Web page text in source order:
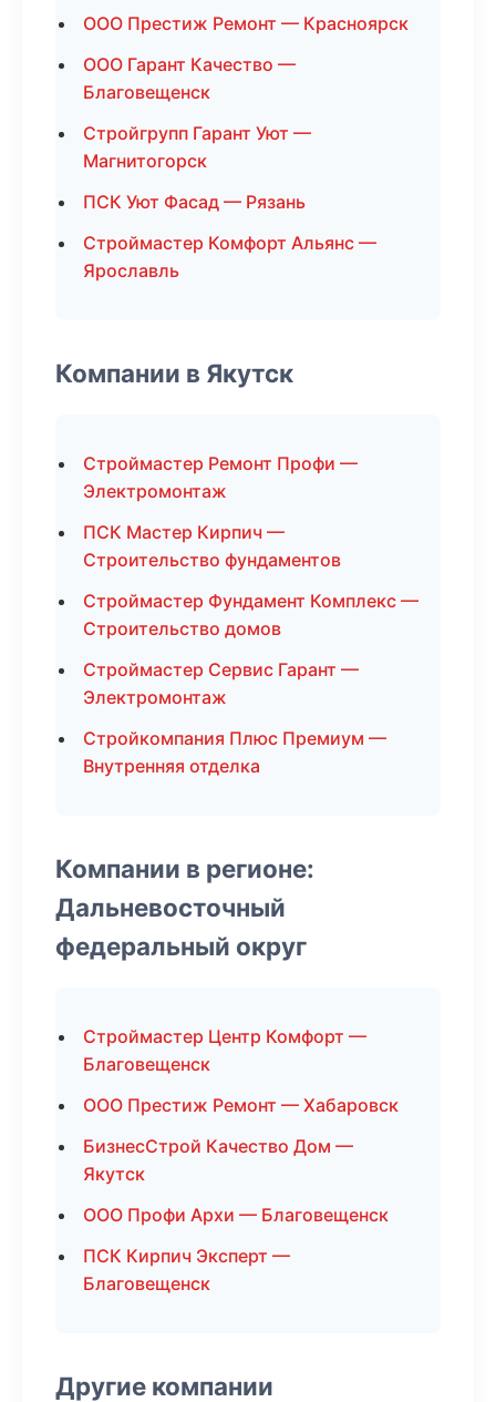
ООО Престиж Ремонт — Красноярск
ООО Гарант Качество —
Благовещенск
Стройгрупп Гарант Уют —
Магнитогорск
ПСК Уют Фасад — Рязань
Строймастер Комфорт Альянс —
Ярославль
Компании в Якутск
Строймастер Ремонт Профи —
Электромонтаж
ПСК Мастер Кирпич —
Строительство фундаментов
Строймастер Фундамент Комплекс —
Строительство домов
Строймастер Сервис Гарант —
Электромонтаж
Стройкомпания Плюс Премиум —
Внутренняя отделка
Компании в регионе:
Дальневосточный
федеральный округ
Строймастер Центр Комфорт —
Благовещенск
ООО Престиж Ремонт — Хабаровск
БизнесСтрой Качество Дом —
Якутск
ООО Профи Архи — Благовещенск
ПСК Кирпич Эксперт —
Благовещенск
Другие компании